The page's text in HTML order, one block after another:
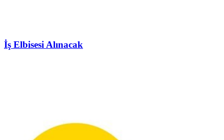
İş Elbisesi Alınacak